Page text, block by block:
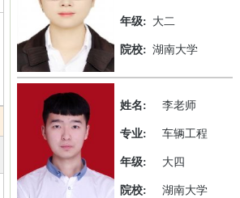
年级: 大二
院校: 湖南大学
姓名: 李老师
专业: 车辆工程
年级: 大四
院校: 湖南大学